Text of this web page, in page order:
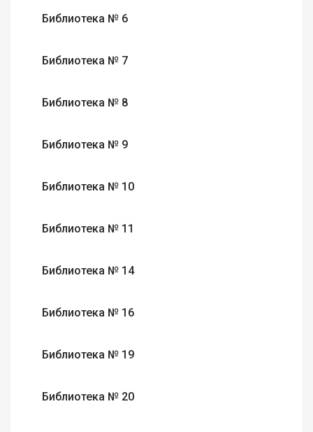
Библиотека № 6
Библиотека № 7
Библиотека № 8
Библиотека № 9
Библиотека № 10
Библиотека № 11
Библиотека № 14
Библиотека № 16
Библиотека № 19
Библиотека № 20